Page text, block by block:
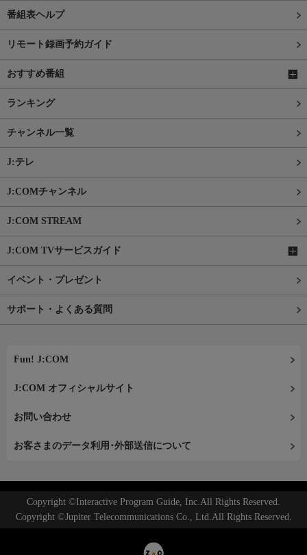
番組表ヘルプ
リモート録画予約ガイド
おすすめ番組
ランキング
チャンネル一覧
J:テレ
J:COMチャンネル
J:COM STREAM
J:COM TVサービスガイド
イベント・プレゼント
サポート・よくある質問
Fun! J:COM
J:COM オフィシャルサイト
お問い合わせ
お客さまのデータ利用･外部送信について
Copyright ©Interactive Program Guide, Inc.All Rights Reserved.
Copyright ©Jupiter Telecommunications Co., Ltd.All Rights Reserved.